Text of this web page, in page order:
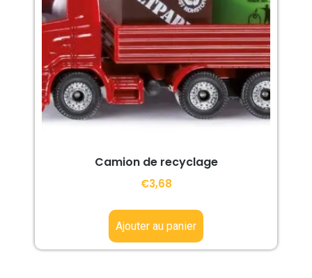
Camion de recyclage
€3,68
Ajouter au panier